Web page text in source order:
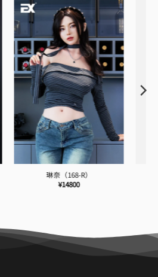
花琳（164-SEVO）
¥14800